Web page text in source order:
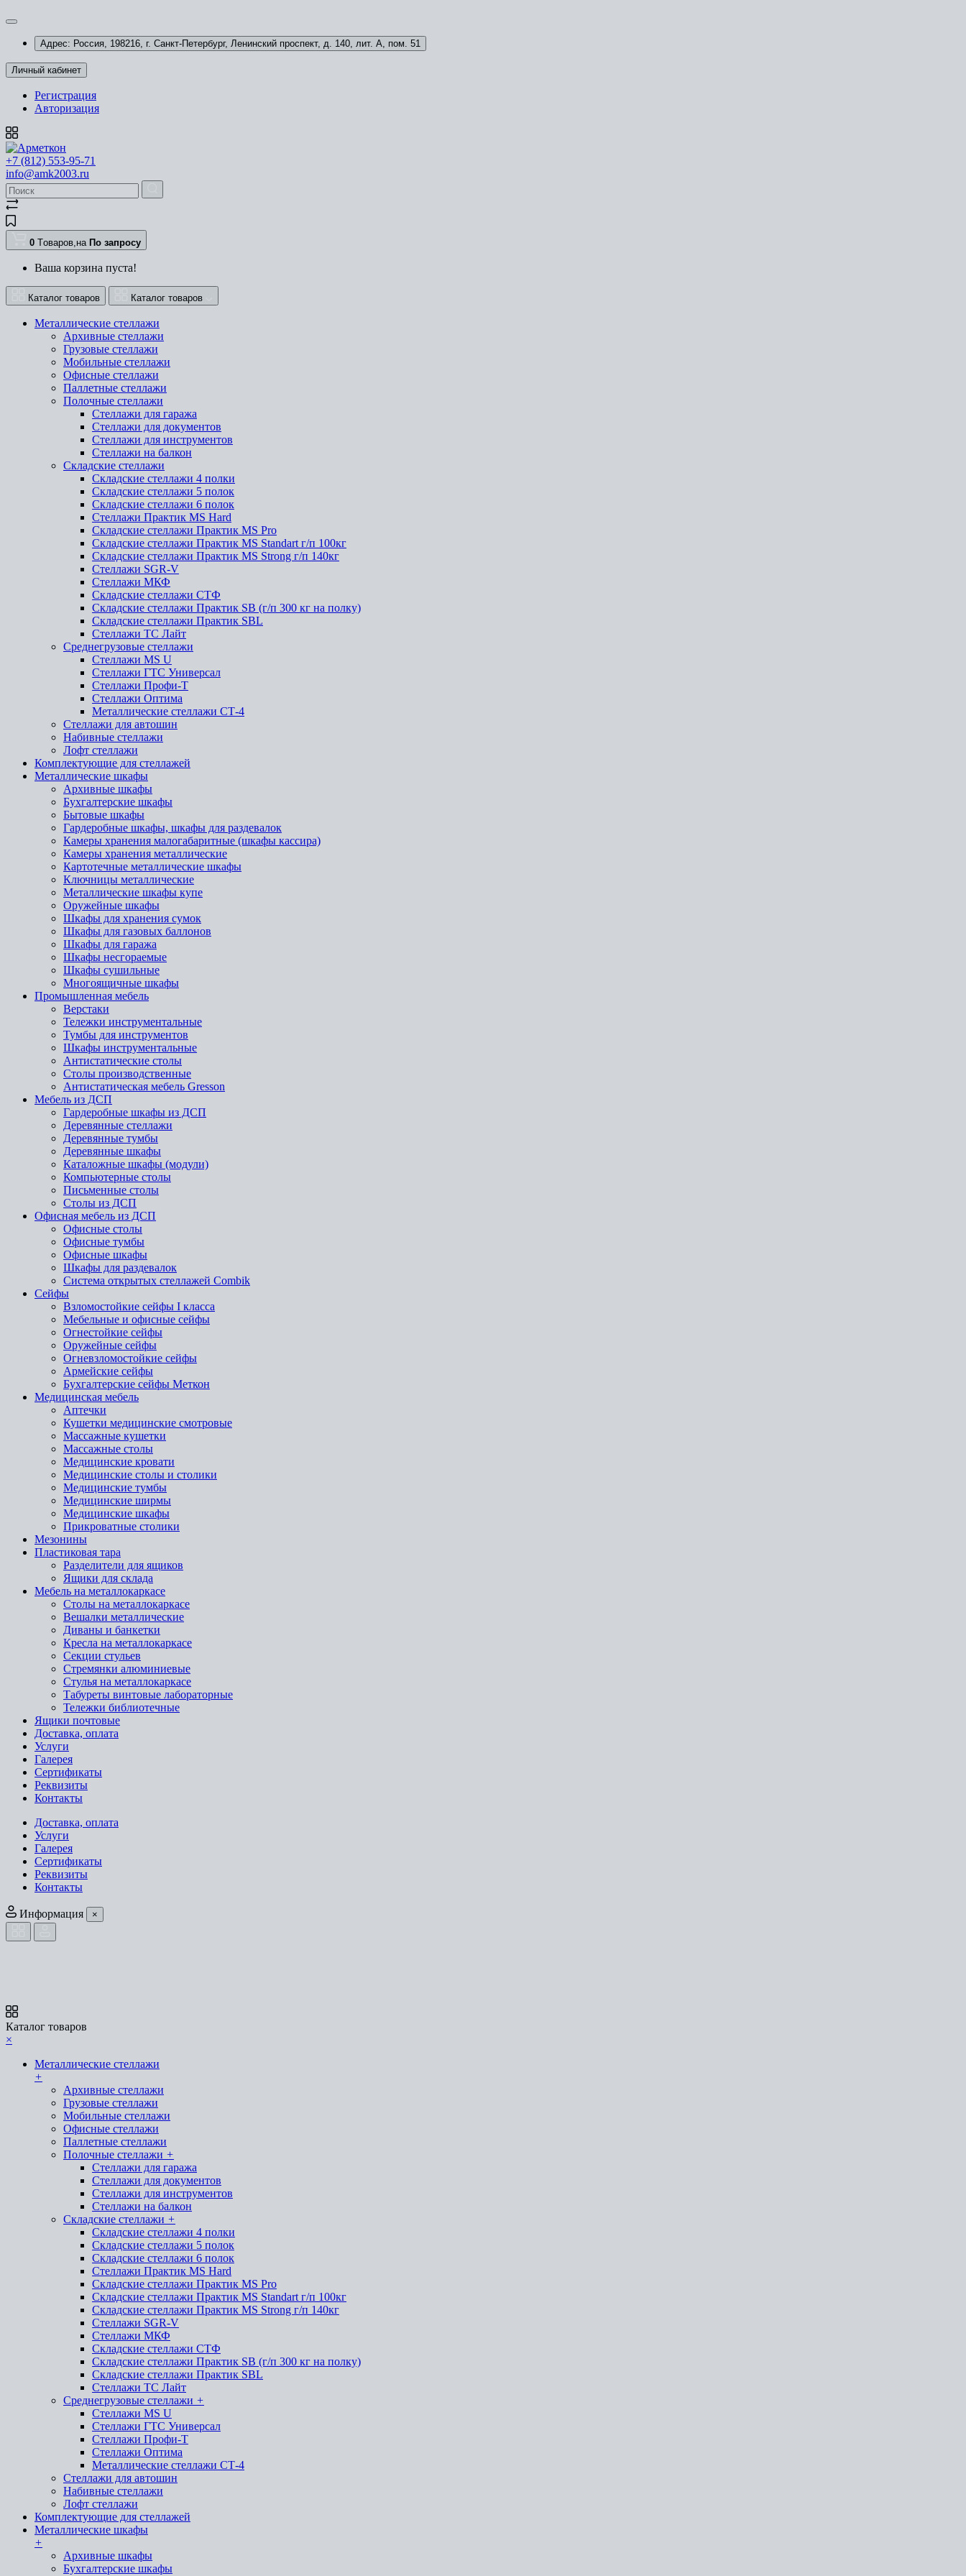
Адрес: Россия, 198216, г. Санкт-Петербург, Ленинский проспект, д. 140, лит. А, пом. 51
Личный кабинет
Регистрация
Авторизация
+7 (812) 553-95-71
info@amk2003.ru
0 Tоваров,на По запросу
Ваша корзина пуста!
Каталог товаров Каталог товаров
Металлические стеллажи
Архивные стеллажи
Грузовые стеллажи
Мобильные стеллажи
Офисные стеллажи
Паллетные стеллажи
Полочные стеллажи
Стеллажи для гаража
Стеллажи для документов
Стеллажи для инструментов
Стеллажи на балкон
Складские стеллажи
Складские стеллажи 4 полки
Складские стеллажи 5 полок
Складские стеллажи 6 полок
Стеллажи Практик MS Hard
Складские стеллажи Практик MS Pro
Складские стеллажи Практик MS Standart г/п 100кг
Складские стеллажи Практик MS Strong г/п 140кг
Стеллажи SGR-V
Стеллажи МКФ
Складские стеллажи СТФ
Складские стеллажи Практик SB (г/п 300 кг на полку)
Складские стеллажи Практик SBL
Стеллажи ТС Лайт
Среднегрузовые стеллажи
Стеллажи MS U
Стеллажи ГТС Универсал
Стеллажи Профи-Т
Стеллажи Оптима
Металлические стеллажи СТ-4
Стеллажи для автошин
Набивные стеллажи
Лофт стеллажи
Комплектующие для стеллажей
Металлические шкафы
Архивные шкафы
Бухгалтерские шкафы
Бытовые шкафы
Гардеробные шкафы, шкафы для раздевалок
Камеры хранения малогабаритные (шкафы кассира)
Камеры хранения металлические
Картотечные металлические шкафы
Ключницы металлические
Металлические шкафы купе
Оружейные шкафы
Шкафы для хранения сумок
Шкафы для газовых баллонов
Шкафы для гаража
Шкафы несгораемые
Шкафы сушильные
Многоящичные шкафы
Промышленная мебель
Верстаки
Тележки инструментальные
Тумбы для инструментов
Шкафы инструментальные
Антистатические столы
Столы производственные
Антистатическая мебель Gresson
Мебель из ДСП
Гардеробные шкафы из ДСП
Деревянные стеллажи
Деревянные тумбы
Деревянные шкафы
Каталожные шкафы (модули)
Компьютерные столы
Письменные столы
Столы из ДСП
Офисная мебель из ДСП
Офисные столы
Офисные тумбы
Офисные шкафы
Шкафы для раздевалок
Система открытых стеллажей Combik
Сейфы
Взломостойкие сейфы I класса
Мебельные и офисные сейфы
Огнестойкие сейфы
Оружейные сейфы
Огневзломостойкие сейфы
Армейские сейфы
Бухгалтерские сейфы Меткон
Медицинская мебель
Аптечки
Кушетки медицинские смотровые
Массажные кушетки
Массажные столы
Медицинские кровати
Медицинские столы и столики
Медицинские тумбы
Медицинские ширмы
Медицинские шкафы
Прикроватные столики
Мезонины
Пластиковая тара
Разделители для ящиков
Ящики для склада
Мебель на металлокаркасе
Cтолы на металлокаркасе
Вешалки металлические
Диваны и банкетки
Кресла на металлокаркасе
Секции стульев
Стремянки алюминиевые
Стулья на металлокаркасе
Табуреты винтовые лабораторные
Тележки библиотечные
Ящики почтовые
Доставка, оплата
Услуги
Галерея
Сертификаты
Реквизиты
Контакты
Доставка, оплата
Услуги
Галерея
Сертификаты
Реквизиты
Контакты
Информация ×
Каталог товаров
×
Металлические стеллажи
+
Архивные стеллажи
Грузовые стеллажи
Мобильные стеллажи
Офисные стеллажи
Паллетные стеллажи
Полочные стеллажи +
Стеллажи для гаража
Стеллажи для документов
Стеллажи для инструментов
Стеллажи на балкон
Складские стеллажи +
Складские стеллажи 4 полки
Складские стеллажи 5 полок
Складские стеллажи 6 полок
Стеллажи Практик MS Hard
Складские стеллажи Практик MS Pro
Складские стеллажи Практик MS Standart г/п 100кг
Складские стеллажи Практик MS Strong г/п 140кг
Стеллажи SGR-V
Стеллажи МКФ
Складские стеллажи СТФ
Складские стеллажи Практик SB (г/п 300 кг на полку)
Складские стеллажи Практик SBL
Стеллажи ТС Лайт
Среднегрузовые стеллажи +
Стеллажи MS U
Стеллажи ГТС Универсал
Стеллажи Профи-Т
Стеллажи Оптима
Металлические стеллажи СТ-4
Стеллажи для автошин
Набивные стеллажи
Лофт стеллажи
Комплектующие для стеллажей
Металлические шкафы
+
Архивные шкафы
Бухгалтерские шкафы